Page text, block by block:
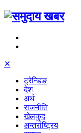
✕
ट्रेन्डिङ
देश
अर्थ
राजनीति
खेलकुद
अन्तर्राष्ट्रिय